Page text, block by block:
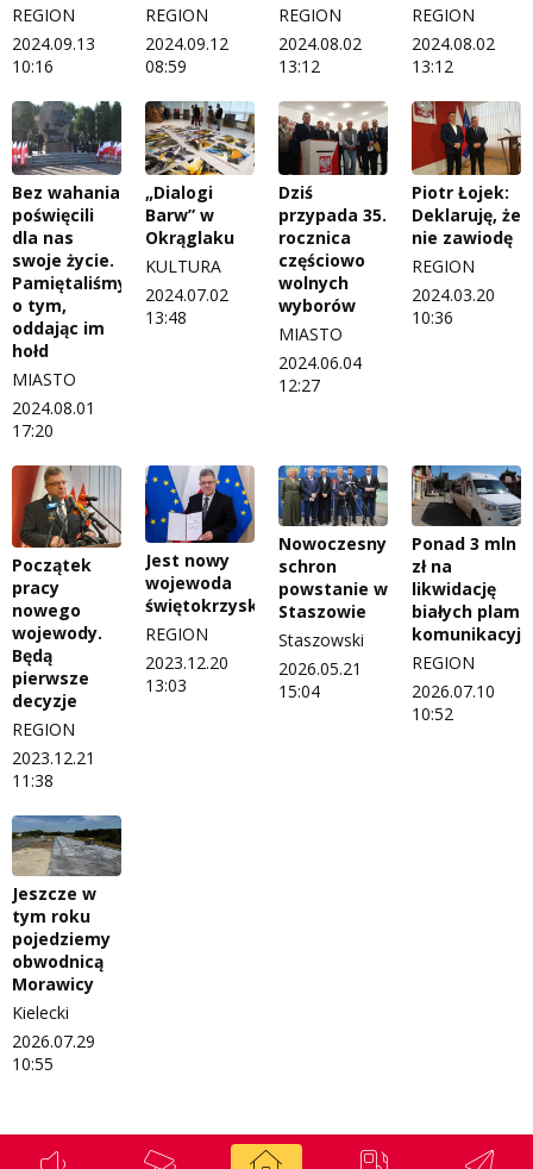
REGION
2024.09.13
10:16
REGION
2024.09.12
08:59
REGION
2024.08.02
13:12
REGION
2024.08.02
13:12
Bez wahania
poświęcili
dla nas
swoje życie.
Pamiętaliśmy
o tym,
oddając im
hołd
MIASTO
2024.08.01
17:20
„Dialogi
Barw” w
Okrąglaku
KULTURA
2024.07.02
13:48
Dziś
przypada 35.
rocznica
częściowo
wolnych
wyborów
MIASTO
2024.06.04
12:27
Piotr Łojek:
Deklaruję, że
nie zawiodę
REGION
2024.03.20
10:36
Początek
pracy
nowego
wojewody.
Będą
pierwsze
decyzje
REGION
2023.12.21
11:38
Jest nowy
wojewoda
świętokrzyski
REGION
2023.12.20
13:03
Nowoczesny
schron
powstanie w
Staszowie
Staszowski
2026.05.21
15:04
Ponad 3 mln
zł na
likwidację
białych plam
REGION
2026.07.10
10:52
Jeszcze w
tym roku
pojedziemy
obwodnicą
Morawicy
Kielecki
2026.07.29
10:55